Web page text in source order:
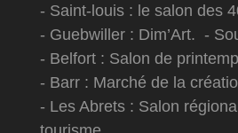
- Saint-louis : le salon des
- Guebwiller : Dim’Art. -
- Belfort : Salon de
- Barr : Marché de la
- Les Abrets : Salon